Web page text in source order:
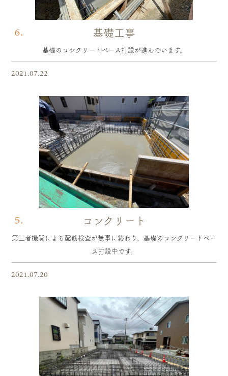
6. 基礎工事
基礎のコンクリートベース打設が進んでいます。
2021.07.22
5. コンクリート
第三者機関による配筋検査が無事に終わり、基礎のコンクリートベー
ス打設中です。
2021.07.20